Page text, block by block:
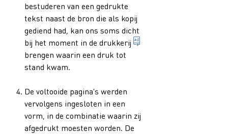
bestuderen van een gedrukte
tekst naast de bron die als kopij
gediend had, kan ons soms dicht
bij het moment in de drukkerij
brengen waarin een druk tot
stand kwam.
De voltooide pagina's werden
vervolgens ingesloten in een
vorm, in de combinatie waarin zij
afgedrukt moesten worden. De